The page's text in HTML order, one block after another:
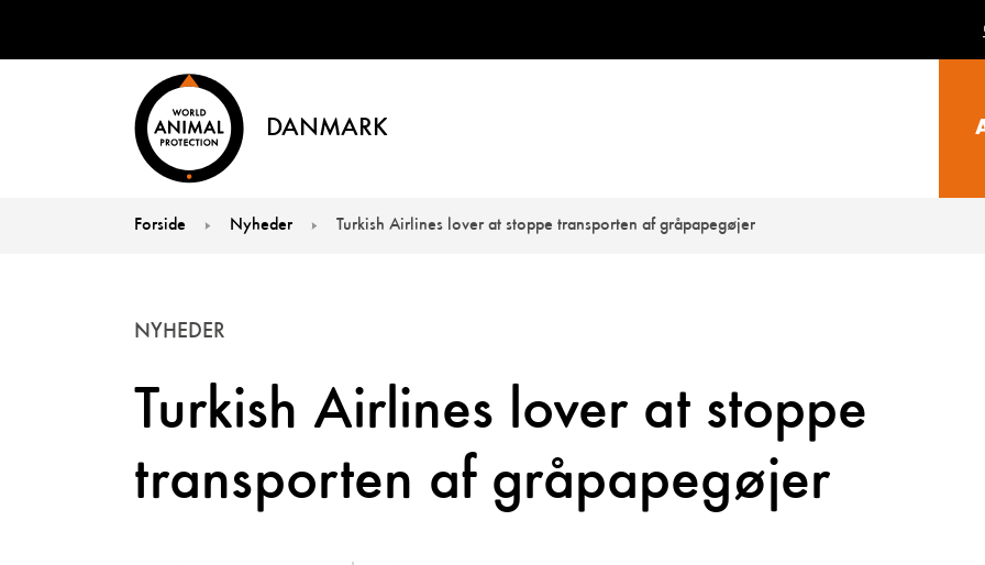
DANMARK
Forside Nyheder Turkish Airlines lover at stoppe transporten af gråpapegøjer
Turkish Airlines lover at stoppe
transporten af gråpapegøjer
NYHEDER